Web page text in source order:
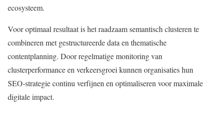
ecosysteem.
Voor optimaal resultaat is het raadzaam semantisch clusteren te
combineren met gestructureerde data en thematische
contentplanning. Door regelmatige monitoring van
clusterperformance en verkeersgroei kunnen organisaties hun
SEO-strategie continu verfijnen en optimaliseren voor maximale
digitale impact.